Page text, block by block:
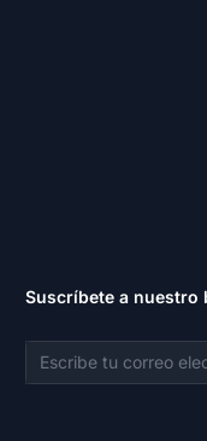
Suscríbete a nuestro
Dirección de